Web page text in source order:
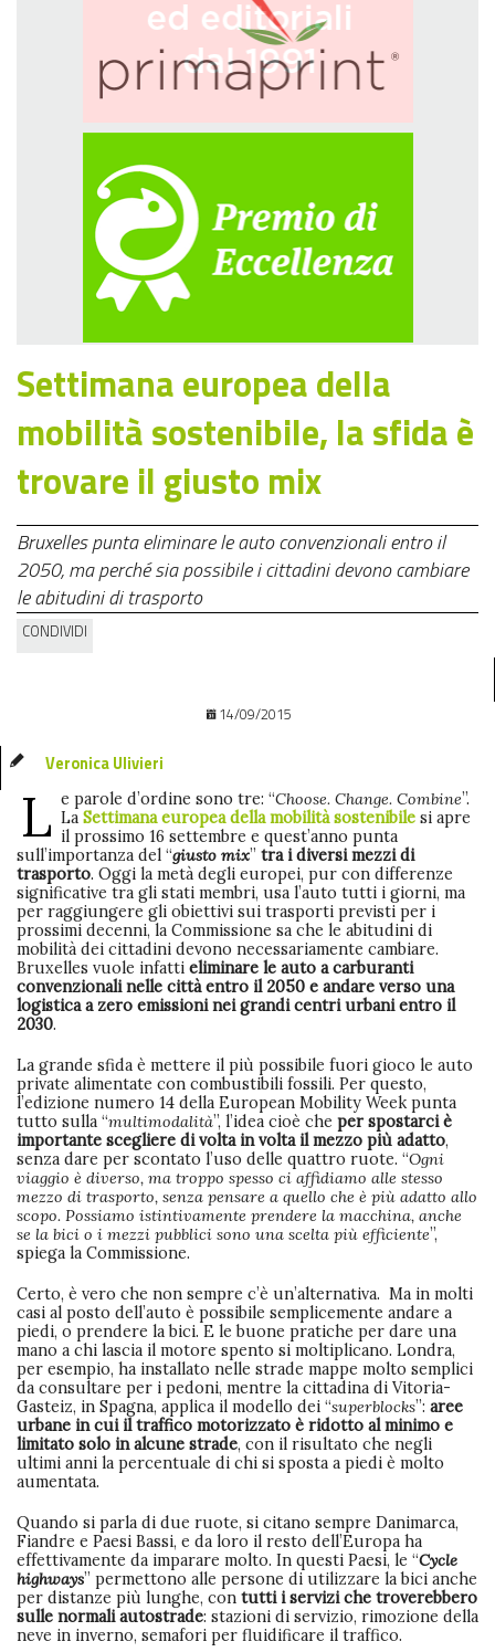
Settimana europea della
mobilità sostenibile, la sfida è
trovare il giusto mix
Bruxelles punta eliminare le auto convenzionali entro il
2050, ma perché sia possibile i cittadini devono cambiare
le abitudini di trasporto
CONDIVIDI
14/09/2015
Veronica Ulivieri
L e parole d’ordine sono tre: “Choose. Change. Combine”.
La Settimana europea della mobilità sostenibile si apre
il prossimo 16 settembre e quest’anno punta
sull’importanza del “giusto mix” tra i diversi mezzi di
trasporto. Oggi la metà degli europei, pur con differenze
significative tra gli stati membri, usa l’auto tutti i giorni, ma
per raggiungere gli obiettivi sui trasporti previsti per i
prossimi decenni, la Commissione sa che le abitudini di
mobilità dei cittadini devono necessariamente cambiare.
Bruxelles vuole infatti eliminare le auto a carburanti
convenzionali nelle città entro il 2050 e andare verso una
logistica a zero emissioni nei grandi centri urbani entro il
2030.
La grande sfida è mettere il più possibile fuori gioco le auto
private alimentate con combustibili fossili. Per questo,
l’edizione numero 14 della European Mobility Week punta
tutto sulla “multimodalità”, l’idea cioè che per spostarci è
importante scegliere di volta in volta il mezzo più adatto,
senza dare per scontato l’uso delle quattro ruote. “Ogni
viaggio è diverso, ma troppo spesso ci affidiamo alle stesso
mezzo di trasporto, senza pensare a quello che è più adatto allo
scopo. Possiamo istintivamente prendere la macchina, anche
se la bici o i mezzi pubblici sono una scelta più efficiente”,
spiega la Commissione.
Certo, è vero che non sempre c’è un’alternativa. Ma in molti
casi al posto dell’auto è possibile semplicemente andare a
piedi, o prendere la bici. E le buone pratiche per dare una
mano a chi lascia il motore spento si moltiplicano. Londra,
per esempio, ha installato nelle strade mappe molto semplici
da consultare per i pedoni, mentre la cittadina di Vitoria-
Gasteiz, in Spagna, applica il modello dei “superblocks”: aree
urbane in cui il traffico motorizzato è ridotto al minimo e
limitato solo in alcune strade, con il risultato che negli
ultimi anni la percentuale di chi si sposta a piedi è molto
aumentata.
Quando si parla di due ruote, si citano sempre Danimarca,
Fiandre e Paesi Bassi, e da loro il resto dell’Europa ha
effettivamente da imparare molto. In questi Paesi, le “Cycle
highways” permettono alle persone di utilizzare la bici anche
per distanze più lunghe, con tutti i servizi che troverebbero
sulle normali autostrade: stazioni di servizio, rimozione della
neve in inverno, semafori per fluidificare il traffico.